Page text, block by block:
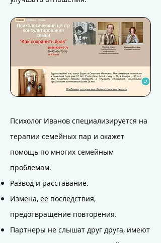
Психолог Иванов специализируется на
терапии семейных пар и окажет
помощь по многих семейным
проблемам.
Развод и расставание.
Измена, ее последствия,
предотвращение повторения.
Партнеры не слышат друг друга, имеют